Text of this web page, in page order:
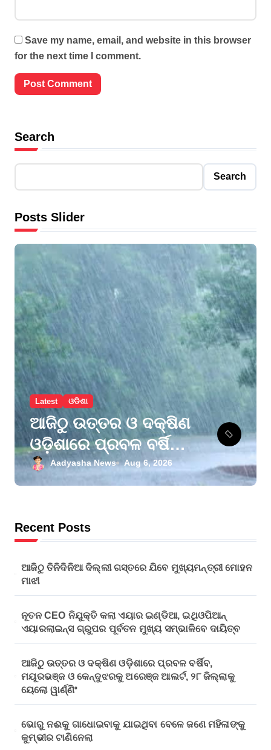
Save my name, email, and website in this browser
for the next time I comment.
Search
Search
Posts Slider
Latest ଓଡିଶା
ଆଜିଠୁ ଉତ୍ତର ଓ ଦକ୍ଷିଣ
ଓଡ଼ିଶାରେ ପ୍ରବଳ ବର୍ଷିବ,
ମୟୂରଭଞ୍ଜ ଓ
କେନ୍ଦୁଝରକୁ ଅରେଞ୍ଜ
ୟେଲୋ ୱାର୍ଣ୍ଣିଂ
Aadyasha News Aug 6, 2026
Recent Posts
ଆଜିଠୁ ତିନିଦିନିଆ ଦିଲ୍ଲୀ ଗସ୍ତରେ ଯିବେ ମୁଖ୍ୟମନ୍ତ୍ରୀ ମୋହନ
ମାଝୀ
ନୂତନ CEO ନିଯୁକ୍ତି କଲା ଏୟାର ଇଣ୍ଡିଆ, ଇଥିଓପିଆନ୍
ଏୟାରଲାଇନ୍ସ ଗ୍ରୁପର ପୂର୍ବତନ ମୁଖ୍ୟ ସମ୍ଭାଳିବେ ଦାୟିତ୍ବ
ଆଜିଠୁ ଉତ୍ତର ଓ ଦକ୍ଷିଣ ଓଡ଼ିଶାରେ ପ୍ରବଳ ବର୍ଷିବ,
ମୟୂରଭଞ୍ଜ ଓ କେନ୍ଦୁଝରକୁ ଅରେଞ୍ଜ ଆଲର୍ଟ, ୨୮ ଜିଲ୍ଲାକୁ
ୟେଲୋ ୱାର୍ଣ୍ଣିଂ
ଭୋରୁ ନଈକୁ ଗାଧୋଇବାକୁ ଯାଇଥିବା ବେଳେ ଜଣେ ମହିଳାଙ୍କୁ
କୁମ୍ଭୀର ଟାଣିନେଲା